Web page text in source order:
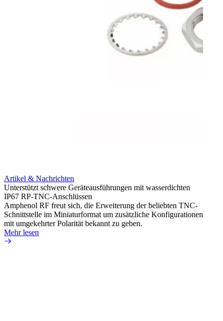
Artikel & Nachrichten
Unterstützt schwere Geräteausführungen mit wasserdichten
IP67 RP-TNC-Anschlüssen
Amphenol RF freut sich, die Erweiterung der beliebten TNC-
Schnittstelle im Miniaturformat um zusätzliche Konfigurationen
mit umgekehrter Polarität bekannt zu geben.
Mehr lesen